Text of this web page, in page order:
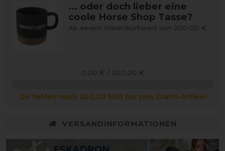
... oder doch lieber eine
coole Horse Shop Tasse?
Ab einem Warenkorbwert von 200,00 €
0,00 € / 200,00 €
Dir fehlen noch 200,00 EUR bis zum Gratis-Artikel
VERSANDINFORMATIONEN